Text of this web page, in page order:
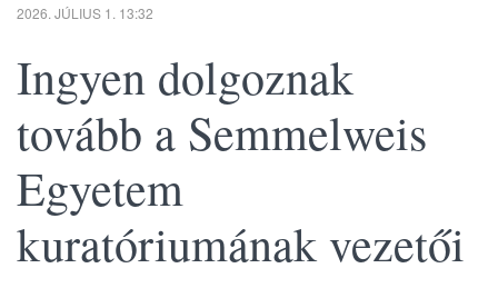
2026. JÚLIUS 1. 13:32
Ingyen dolgoznak
tovább a Semmelweis
Egyetem
kuratóriumának vezetői